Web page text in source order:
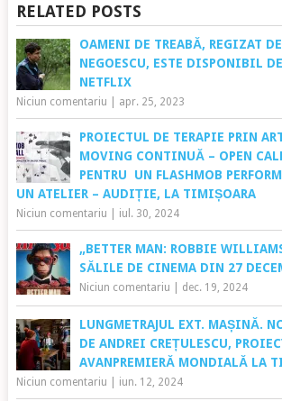
RELATED POSTS
OAMENI DE TREABĂ, REGIZAT
NEGOESCU, ESTE DISPONIBIL
NETFLIX
Niciun comentariu apr. 25, 2023
PROIECTUL DE TERAPIE PRIN
MOVING CONTINUĂ – OPEN
PENTRU UN FLASHMOB
UN ATELIER – AUDIȚIE, LA TIMIȘOARA
Niciun comentariu iul. 30, 2024
„BETTER MAN: ROBBIE
SĂLILE DE CINEMA DIN 27
Niciun comentariu dec. 19, 2024
LUNGMETRAJUL EXT. MAȘINĂ.
DE ANDREI CREȚULESCU,
AVANPREMIERĂ MONDIALĂ LA
Niciun comentariu iun. 12, 2024